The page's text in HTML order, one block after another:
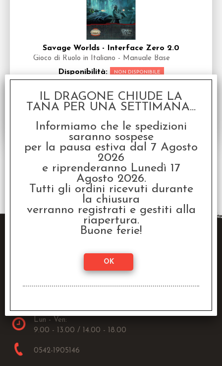
Savage Worlds - Interface Zero 2.0
Gioco di Ruolo in Italiano - Manuale Base
Disponibilità: NON DISPONIBILE
2 risultati trovati (50 per pagina - 1 in totale)
Lun - Ven:
9.00 - 13.00 / 14.00 - 18.00
0542-1905146
IL DRAGONE CHIUDE LA
TANA PER UNA SETTIMANA...
Informiamo che le spedizioni
saranno sospese
per la pausa estiva dal 7 Agosto
2026
e riprenderanno Lunedì 17
Agosto 2026.
Tutti gli ordini ricevuti durante
la chiusura
verranno registrati e gestiti alla
riapertura.
Buone ferie!